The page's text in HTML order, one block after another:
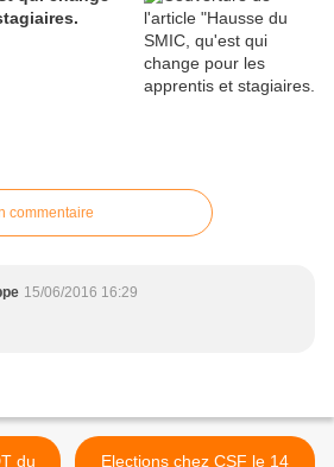
commentaire
15/06/2016 16:29
Elections chez CSF le 14